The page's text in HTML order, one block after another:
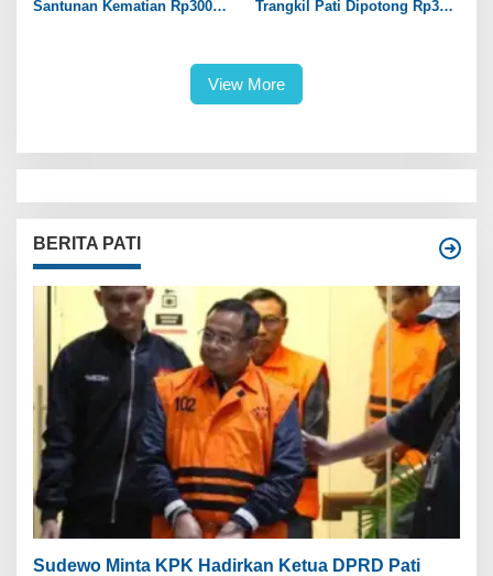
Santunan Kematian Rp300
Trangkil Pati Dipotong Rp300
View More
BERITA PATI
Sudewo Minta KPK Hadirkan Ketua DPRD Pati